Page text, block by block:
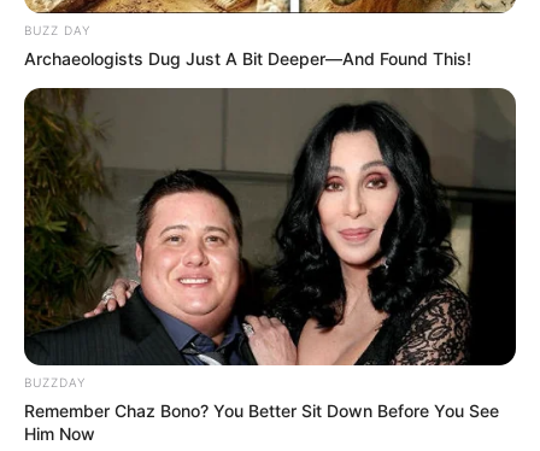
BUZZ DAY
Archaeologists Dug Just A Bit Deeper—And Found This!
BUZZDAY
Remember Chaz Bono? You Better Sit Down Before You See
Him Now